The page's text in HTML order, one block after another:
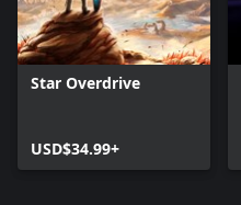
Star Overdrive
USD$34.99+